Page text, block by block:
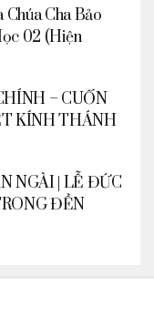
Cha Bảo
02 (Hiện
– CUỐN
KÍNH THÁNH
NGÀI | LỄ ĐỨC
ĐỀN